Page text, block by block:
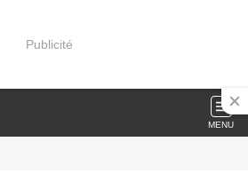
Publicité
MENU